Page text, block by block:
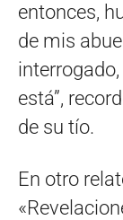
entonces,
de mis
está”,
de su tío.
En otro